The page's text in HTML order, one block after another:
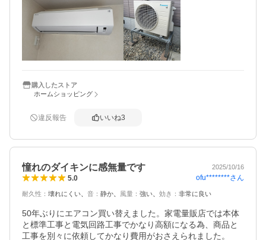
に他メーカーより時間がかかるように感じます。
今回のダイキンは地元業者に取付依頼をして使い始めてわ
ずかですが、非常に静かで充分に室内を冷やすことができ
ます。
冷房は期待通りでした。
商品の発送梱包状態も問題なく、2025年モデルが格安に購
購入したストア
ホームショッピング
違反報告 いいね3
憧れのダイキンに感無量です 2025/10/16
5.0 ofu********さん
耐久性 ： 壊れにくい 音 ： 静か 風量 ： 強い 効き ： 非常に良い
50年ぶりにエアコン買い替えました。家電量販店では本体
と標準工事と電気回路工事でかなり高額になる為、商品と
工事を別々に依頼してかなり費用がおさえられました。